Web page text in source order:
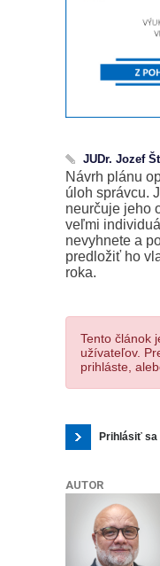
JUDr. Jozef
Návrh plánu
úloh správcu.
neurčuje jeho
veľmi
nevyhnete a
predložiť ho
roka.
Tento článok
užívateľov.
prihláste,
Prihlásiť sa
AUTOR